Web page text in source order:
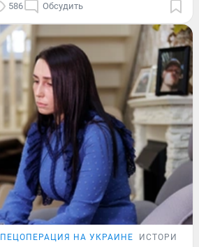
586 Обсудить
НА УКРАИНЕ ИСТОРИИ